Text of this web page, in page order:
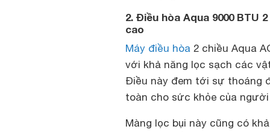
2. Điều hòa Aqua 9000 BTU
cao
Máy điều hòa 2 chiều Aqua
với khả năng lọc sạch các
Điều này đem tới sự thoáng
toàn cho sức khỏe của
Màng lọc bụi này cũng có